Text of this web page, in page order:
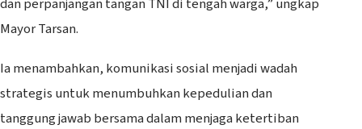
Mayor Tarsan.
Ia menambahkan, komunikasi sosial menjadi wadah
strategis untuk menumbuhkan kepedulian dan
tanggung jawab bersama dalam menjaga ketertiban